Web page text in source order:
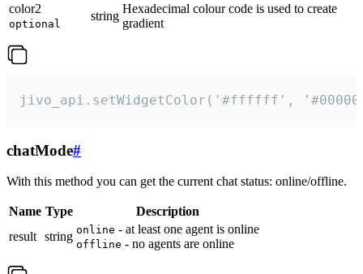
color2
optional
string
Hexadecimal colour code is used to create
gradient
jivo_api.setWidgetColor('#ffffff',
chatMode#
With this method you can get the current chat status: online/offline.
Name Type
Description
result string online - at least one agent is online
offline - no agents are online